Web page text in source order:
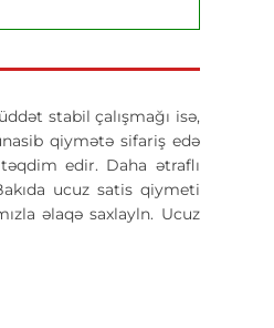
stabil çalışmağı isə,
qiymətə sifariş edə
edir. Daha ətraflı
ucuz satis qiymeti
əlaqə saxlayln. Ucuz